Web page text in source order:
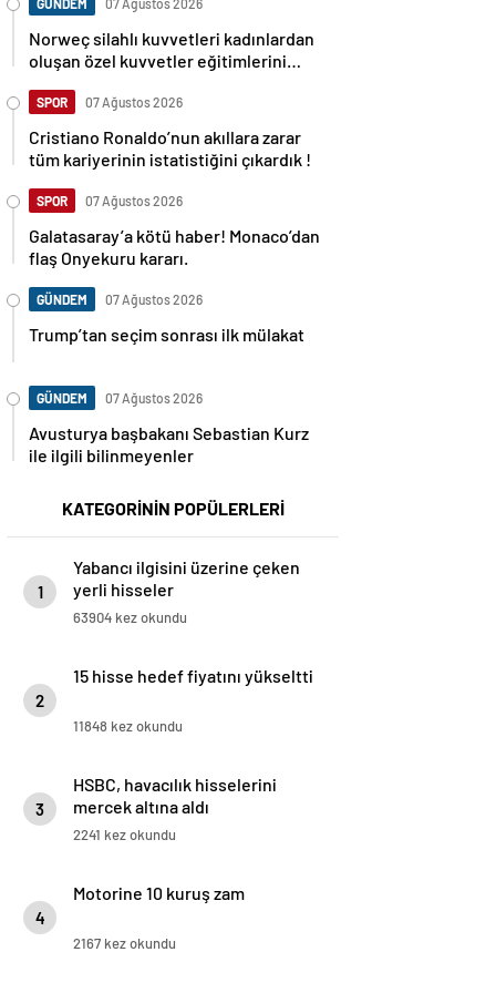
GÜNDEM 07 Ağustos 2026
Norweç silahlı kuvvetleri kadınlardan
oluşan özel kuvvetler eğitimlerini
SPOR 07 Ağustos 2026
Cristiano Ronaldo’nun akıllara zarar
tüm kariyerinin istatistiğini çıkardık !
SPOR 07 Ağustos 2026
Galatasaray’a kötü haber! Monaco’dan
flaş Onyekuru kararı.
GÜNDEM 07 Ağustos 2026
Trump’tan seçim sonrası ilk mülakat
GÜNDEM 07 Ağustos 2026
Avusturya başbakanı Sebastian Kurz
ile ilgili bilinmeyenler
KATEGORİNİN POPÜLERLERİ
1
Yabancı ilgisini üzerine çeken
yerli hisseler
63904 kez okundu
2
15 hisse hedef fiyatını yükseltti
11848 kez okundu
3
HSBC, havacılık hisselerini
mercek altına aldı
2241 kez okundu
4
Motorine 10 kuruş zam
2167 kez okundu